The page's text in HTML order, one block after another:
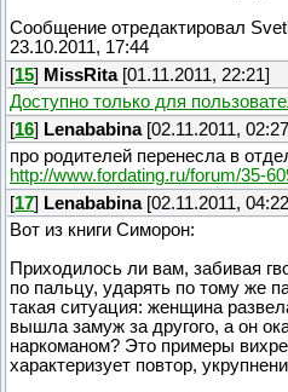
Сообщение отредактировал
23.10.2011, 17:44
[15] MissRita[01.11.2011, 22:21]
Доступно только для
[16] Lenababina[02.11.2011,
про родителей перенесла в
http://www.fordating.ru/forum/35-
[17] Lenababina[02.11.2011,
Вот из книги Симорон:
Приходилось ли вам, забивая
по пальцу, ударять по тому же
такая ситуация: женщина
вышла замуж за другого, а он
наркоманом? Это примеры
характеризует повтор,